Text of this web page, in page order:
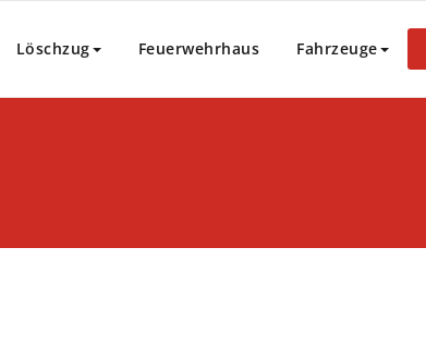
Löschzug Feuerwehrhaus Fahrzeuge